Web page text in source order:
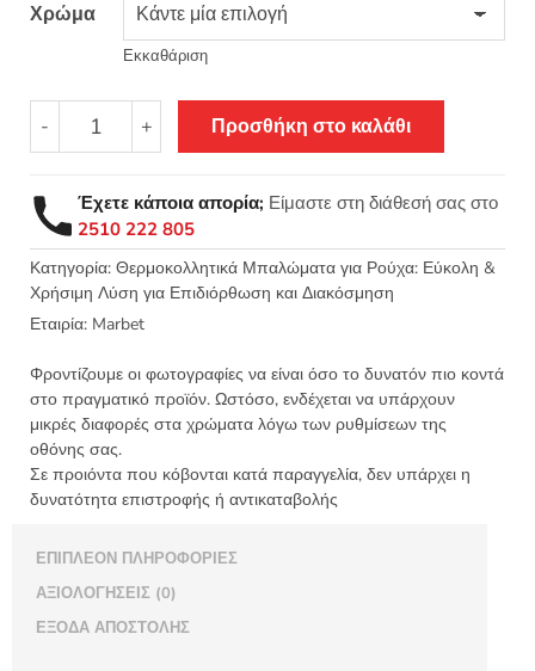
Χρώμα
Εκκαθάριση
-
Θερμοκολλητικό
σιδερότυπο
μπάλωμα
Limited
Edition
55x135mm
-
Marbet
ποσότητα
+ Προσθήκη στο καλάθι
Έχετε κάποια απορία; Είμαστε στη διάθεσή σας στο
2510 222 805
Κατηγορία: Θερμοκολλητικά Μπαλώματα για Ρούχα: Εύκολη &
Χρήσιμη Λύση για Επιδιόρθωση και Διακόσμηση
Εταιρία: Marbet
Φροντίζουμε οι φωτογραφίες να είναι όσο το δυνατόν πιο κοντά
στο πραγματικό προϊόν. Ωστόσο, ενδέχεται να υπάρχουν
μικρές διαφορές στα χρώματα λόγω των ρυθμίσεων της
οθόνης σας.
Σε προιόντα που κόβονται κατά παραγγελία, δεν υπάρχει η
δυνατότητα επιστροφής ή αντικαταβολής
ΕΠΙΠΛΈΟΝ ΠΛΗΡΟΦΟΡΊΕΣ
ΑΞΙΟΛΟΓΉΣΕΙΣ (0)
ΈΞΟΔΑ ΑΠΟΣΤΟΛΉΣ